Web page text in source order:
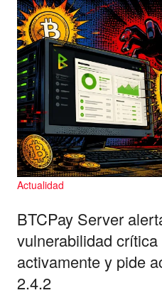
Actualidad
BTCPay Server
vulnerabilidad
activamente y pide
2.4.2